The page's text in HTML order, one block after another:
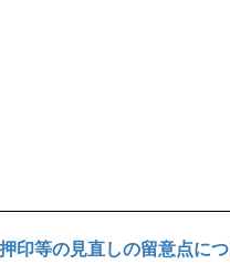
印等の見直しの留意点に